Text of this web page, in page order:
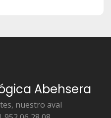
Abehsera
nuestro aval